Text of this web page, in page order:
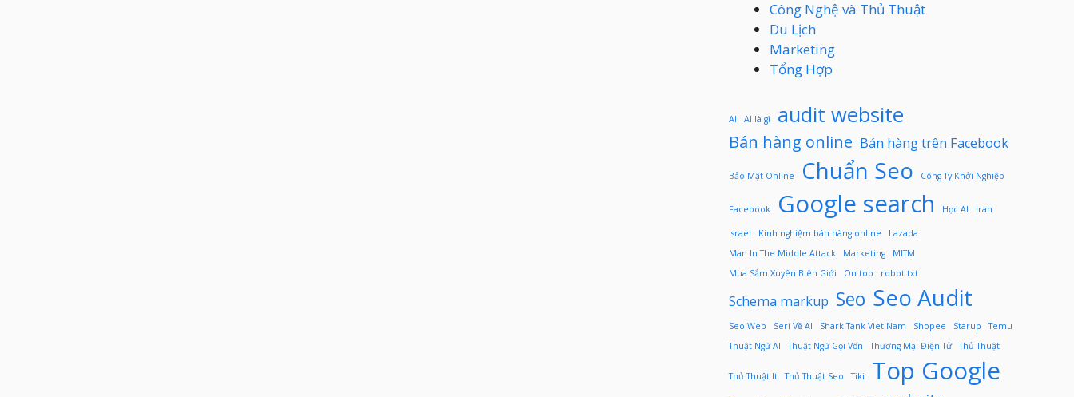
Công Nghệ và Thủ Thuật
Du Lịch
Marketing
Tổng Hợp
AI AI là gì audit website
Bán hàng online Bán hàng trên Facebook
Bảo Mật Online Chuẩn Seo Công Ty Khởi Nghiệp
Facebook Google search Học AI Iran
Israel Kinh nghiệm bán hàng online
Lazada
Man In The Middle Attack
Marketing
MITM
Mua Sắm Xuyên Biên Giới
On top robot.txt
Schema markup Seo Seo Audit
Seo Web Seri Về AI Shark Tank Viet Nam Shopee Starup
Temu
Thuật Ngữ AI
Thuật Ngữ Gọi Vốn Thương Mại Điện Tử Thủ Thuật
Thủ Thuật It Thủ Thuật Seo Tiki Top Google